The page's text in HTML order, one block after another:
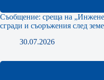
Съобщение: среща на
сгради и съоръжения след
30.07.2026